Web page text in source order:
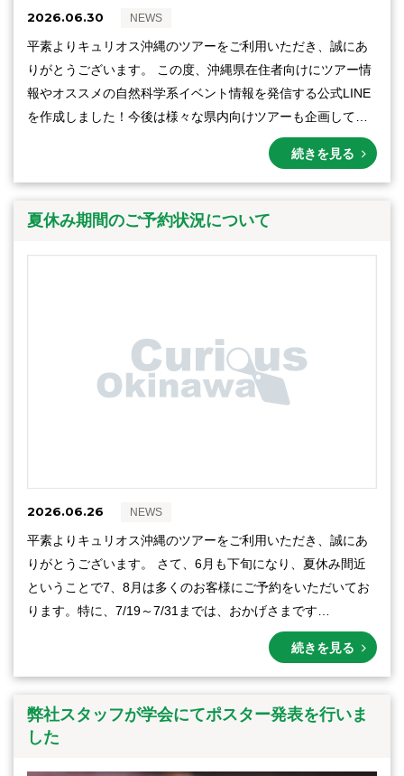
2026.06.30 NEWS
平素よりキュリオス沖縄のツアーをご利用いただき、誠にあ
りがとうございます。 この度、沖縄県在住者向けにツアー情
報やオススメの自然科学系イベント情報を発信する公式LINE
を作成しました！今後は様々な県内向けツアーも企画して…
続きを見る
夏休み期間のご予約状況について
2026.06.26 NEWS
平素よりキュリオス沖縄のツアーをご利用いただき、誠にあ
りがとうございます。 さて、6月も下旬になり、夏休み間近
ということで7、8月は多くのお客様にご予約をいただいてお
ります。特に、7/19～7/31までは、おかげさまです…
続きを見る
弊社スタッフが学会にてポスター発表を行いま
した